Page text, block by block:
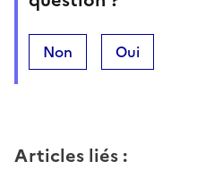
Non Oui
Articles liés :